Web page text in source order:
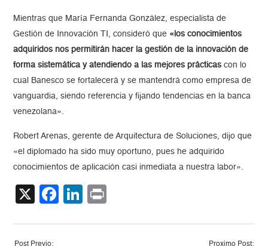
Mientras que María Fernanda González, especialista de
Gestión de Innovación TI, consideró que «los conocimientos
adquiridos nos permitirán hacer la gestión de la innovación de
forma sistemática y atendiendo a las mejores prácticas con lo
cual Banesco se fortalecerá y se mantendrá como empresa de
vanguardia, siendo referencia y fijando tendencias en la banca
venezolana».
Robert Arenas, gerente de Arquitectura de Soluciones, dijo que
«el diplomado ha sido muy oportuno, pues he adquirido
conocimientos de aplicación casi inmediata a nuestra labor».
X Facebook
LinkedIn
Post Previo: Proximo Post: